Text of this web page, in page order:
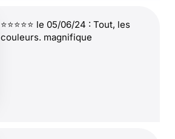
⭐⭐⭐⭐⭐ le 05/06/24 : Tout, les
couleurs. magnifique